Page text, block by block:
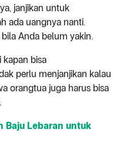
janjikan untuk
ada uangnya nanti.
Anda belum yakin.
kapan bisa
perlu menjanjikan kalau
orangtua juga harus bisa
Baju Lebaran untuk